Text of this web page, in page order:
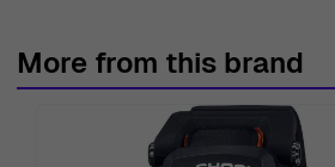
Wasserdichtigkeit von bis zu 10
problemlos Spritzern stand und
verschiedene Aktivitäten. Egal, ob
Treffen oder einer professionellen
More from this brand